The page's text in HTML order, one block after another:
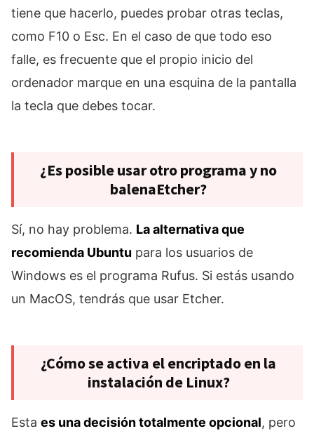
tiene que hacerlo, puedes probar otras teclas,
como F10 o Esc. En el caso de que todo eso
falle, es frecuente que el propio inicio del
ordenador marque en una esquina de la pantalla
la tecla que debes tocar.
¿Es posible usar otro programa y no
balenaEtcher?
Sí, no hay problema. La alternativa que
recomienda Ubuntu para los usuarios de
Windows es el programa Rufus. Si estás usando
un MacOS, tendrás que usar Etcher.
¿Cómo se activa el encriptado en la
instalación de Linux?
Esta es una decisión totalmente opcional, pero